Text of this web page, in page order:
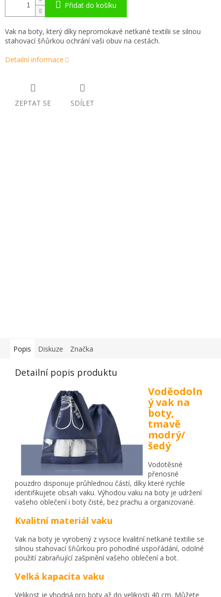
Přidat do košíku
Vak na boty, který díky nepromokavé netkané textilii se silnou
stahovací šňůrkou ochrání vaši obuv na cestách.
Detailní informace
ZEPTAT SE SDÍLET
Popis Diskuze Značka
Detailní popis produktu
Voděodoln
ý vak na
boty,
tmavě
modrý/
šedý
Vodotěsné
přenosné
pouzdro disponuje průhlednou částí, díky které rychle
identifikujete obsah vaku. Výhodou vaku na boty je udržení
vašeho oblečení i boty čisté, bez prachu a organizované.
Kvalitní materiál vaku
Vak na boty je vyrobený z vysoce kvalitní netkané textilie se
silnou stahovací šňůrkou pro pohodlné uspořádání, odolné
použití zabraňující zašpinění vašeho oblečení a bot.
Velká kapacita vaku
Velikost je vhodná pro boty až do velikosti 40 cm. Můžete